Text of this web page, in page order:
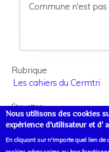
Nous utilisons des cookies
expérience d'utilisateur et d'
En cliquant sur n'importe quel lien de
Commune n'est
Rubrique
Les cahiers du Cermtri
Étiquettes
XVIIIe-XIXe siècles